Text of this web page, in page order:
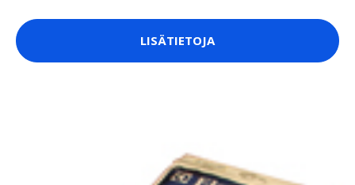
LISÄTIETOJA